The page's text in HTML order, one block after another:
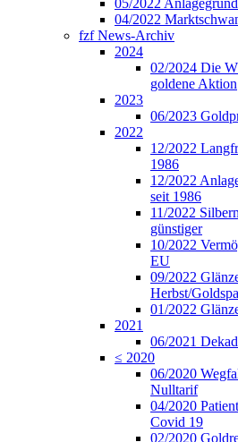
05/2022
04/2022
fzf News-Archiv
2024
02/2024 Die
goldene Aktion
2023
06/2023
2022
12/2022
1986
12/2022
seit 1986
11/2022
günstiger
10/2022
EU
09/2022
Herbst/
01/2022
2021
06/2021
≤ 2020
06/2020
Nulltarif
04/2020
Covid 19
02/2020